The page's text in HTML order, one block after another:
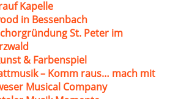
Kapelle
in Bessenbach
St. Peter im
& Farbenspiel
– Komm raus… mach mit
Musical Company